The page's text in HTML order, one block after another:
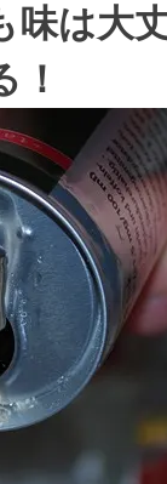
味は大
！